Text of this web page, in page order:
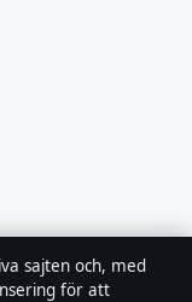
sajten och, med
för att